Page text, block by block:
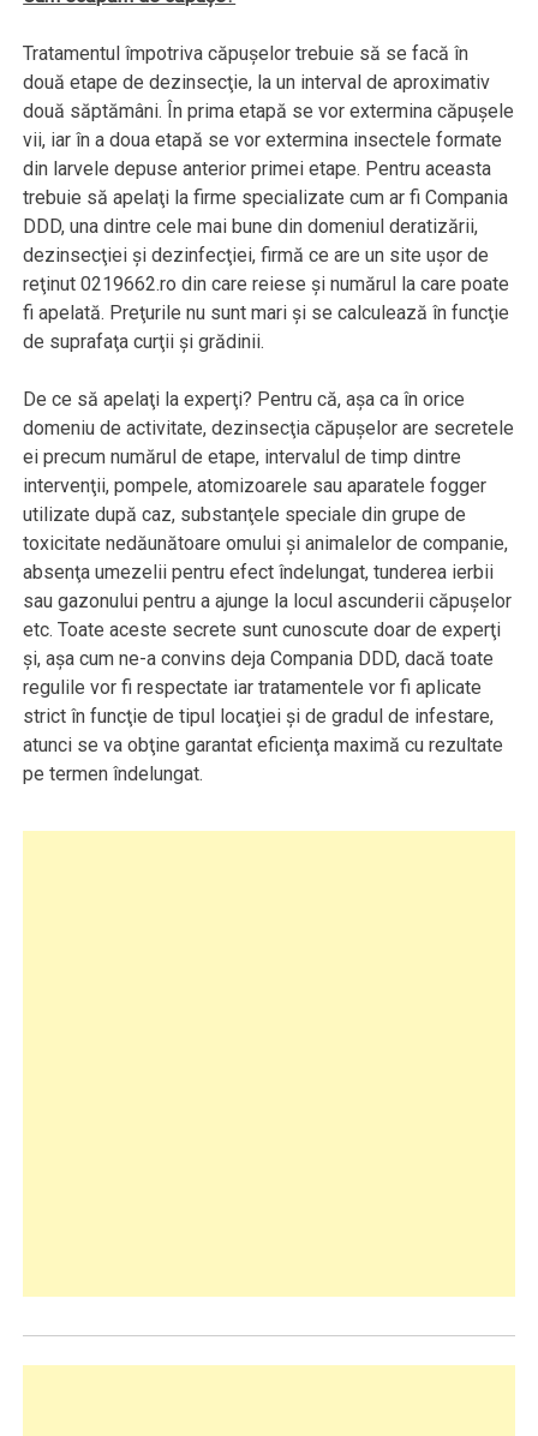
Tratamentul împotriva căpuşelor trebuie să se facă în
două etape de dezinsecţie, la un interval de aproximativ
două săptămâni. În prima etapă se vor extermina căpuşele
vii, iar în a doua etapă se vor extermina insectele formate
din larvele depuse anterior primei etape. Pentru aceasta
trebuie să apelaţi la firme specializate cum ar fi Compania
DDD, una dintre cele mai bune din domeniul deratizării,
dezinsecţiei şi dezinfecţiei, firmă ce are un site uşor de
reţinut 0219662.ro din care reiese şi numărul la care poate
fi apelată. Preţurile nu sunt mari şi se calculează în funcţie
de suprafaţa curţii şi grădinii.
De ce să apelaţi la experţi? Pentru că, aşa ca în orice
domeniu de activitate, dezinsecţia căpuşelor are secretele
ei precum numărul de etape, intervalul de timp dintre
intervenţii, pompele, atomizoarele sau aparatele fogger
utilizate după caz, substanţele speciale din grupe de
toxicitate nedăunătoare omului şi animalelor de companie,
absenţa umezelii pentru efect îndelungat, tunderea ierbii
sau gazonului pentru a ajunge la locul ascunderii căpuşelor
etc. Toate aceste secrete sunt cunoscute doar de experţi
şi, aşa cum ne-a convins deja Compania DDD, dacă toate
regulile vor fi respectate iar tratamentele vor fi aplicate
strict în funcţie de tipul locaţiei şi de gradul de infestare,
atunci se va obţine garantat eficienţa maximă cu rezultate
pe termen îndelungat.